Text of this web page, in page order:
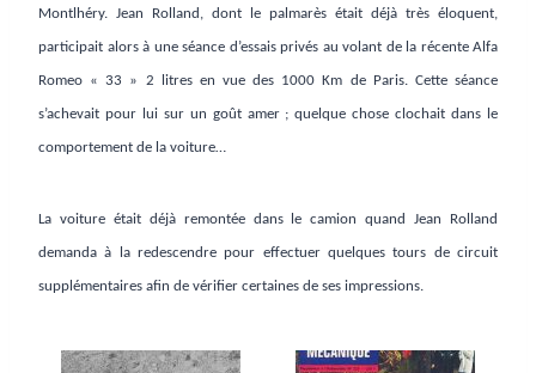
Montlhéry. Jean Rolland, dont le palmarès était déjà très éloquent,
participait alors à une séance d’essais privés au volant de la récente Alfa
Romeo « 33 » 2 litres en vue des 1000 Km de Paris. Cette séance
s’achevait pour lui sur un goût amer ; quelque chose clochait dans le
comportement de la voiture…
La voiture était déjà remontée dans le camion quand Jean Rolland
demanda à la redescendre pour effectuer quelques tours de circuit
supplémentaires afin de vérifier certaines de ses impressions.